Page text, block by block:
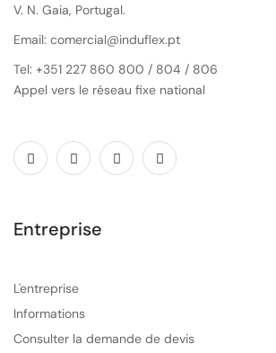
V. N. Gaia, Portugal.
Email: comercial@induflex.pt
Tel: +351 227 860 800 / 804 / 806
Appel vers le réseau fixe national
Entreprise
L'entreprise
Informations
Consulter la demande de devis